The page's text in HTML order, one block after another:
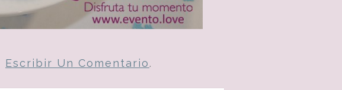
Escribir Un Comentario.